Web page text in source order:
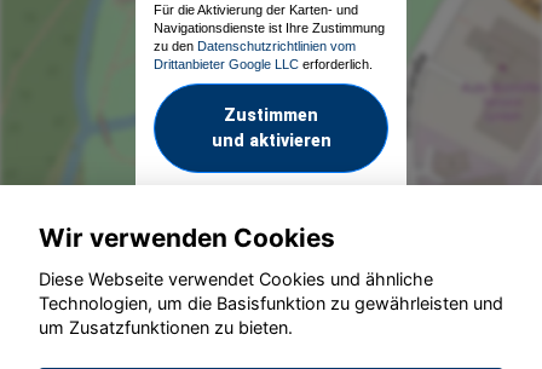
Für die Aktivierung der Karten- und
Navigationsdienste ist Ihre Zustimmung
zu den Datenschutzrichtlinien vom
Drittanbieter Google LLC erforderlich.
Zustimmen
und aktivieren
© konjunkturmotor.de GmbH 2020 - 2026
Wir verwenden Cookies
Diese Webseite verwendet Cookies und ähnliche
Technologien, um die Basisfunktion zu gewährleisten und
um Zusatzfunktionen zu bieten.